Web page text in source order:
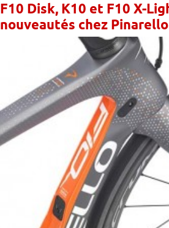
F10 Disk, K10 et F10 X-
nouveautés chez Pinarello